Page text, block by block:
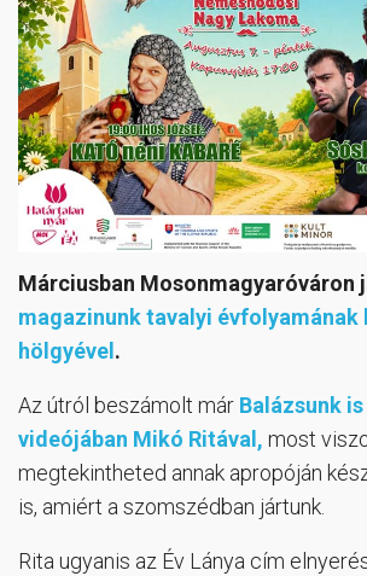
Márciusban Mosonmagyaróváron
magazinunk tavalyi évfolyamának
hölgyével .
Az útról beszámolt már Balázsunk
videójában Mikó Ritával, most
megtekintheted annak apropóján
is, amiért a szomszédban jártunk.
Rita ugyanis az Év Lánya cím